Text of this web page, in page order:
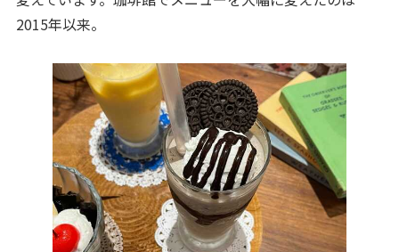
2015年以来。